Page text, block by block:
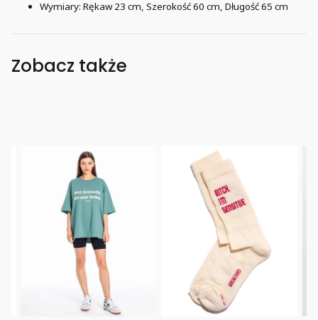
Wymiary: Rękaw 23 cm, Szerokość 60 cm, Długość 65 cm
Zobacz także